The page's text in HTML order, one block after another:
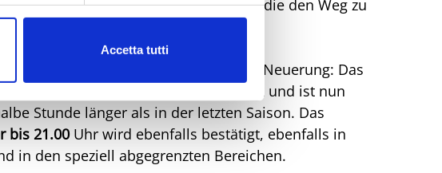
Accetta tutti
verboten. Eine Entscheidung, die den Weg zu
gesünderen Strand unterstreicht.
das Meer genießen, gibt es eine Neuerung: Das
wurde verlängert und ist nun
Stunde länger als in der letzten Saison. Das
bis 21.00Uhr wird ebenfalls bestätigt, ebenfalls in
in den speziell abgegrenzten Bereichen.